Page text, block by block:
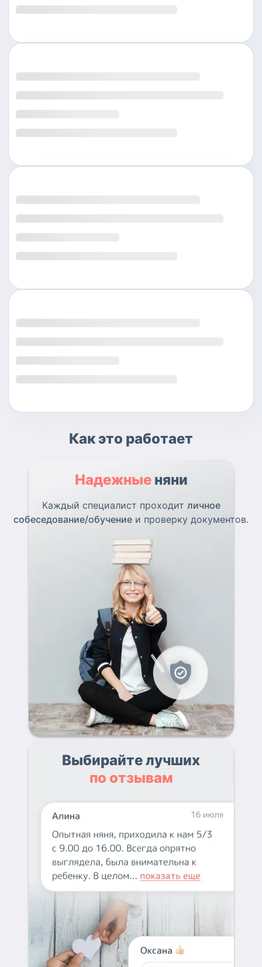
Как это работает
Надежные няни
Каждый специалист проходит личное
собеседование/обучение и проверку документов.
Выбирайте лучших
по отзывам